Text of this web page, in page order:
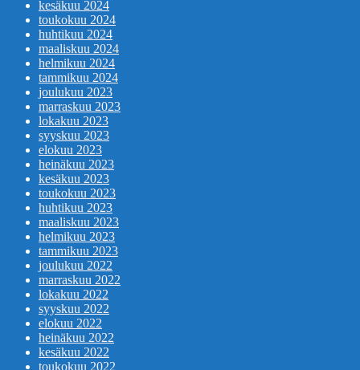
kesäkuu 2024
toukokuu 2024
huhtikuu 2024
maaliskuu 2024
helmikuu 2024
tammikuu 2024
joulukuu 2023
marraskuu 2023
lokakuu 2023
syyskuu 2023
elokuu 2023
heinäkuu 2023
kesäkuu 2023
toukokuu 2023
huhtikuu 2023
maaliskuu 2023
helmikuu 2023
tammikuu 2023
joulukuu 2022
marraskuu 2022
lokakuu 2022
syyskuu 2022
elokuu 2022
heinäkuu 2022
kesäkuu 2022
toukokuu 2022